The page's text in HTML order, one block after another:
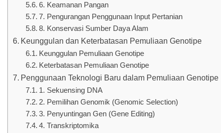
6. Keamanan Pangan
7. Pengurangan Penggunaan Input Pertanian
8. Konservasi Sumber Daya Alam
Keunggulan dan Keterbatasan Pemuliaan Genotipe
Keunggulan Pemuliaan Genotipe
Keterbatasan Pemuliaan Genotipe
Penggunaan Teknologi Baru dalam Pemuliaan Genotipe
1. Sekuensing DNA
2. Pemilihan Genomik (Genomic Selection)
3. Penyuntingan Gen (Gene Editing)
4. Transkriptomika